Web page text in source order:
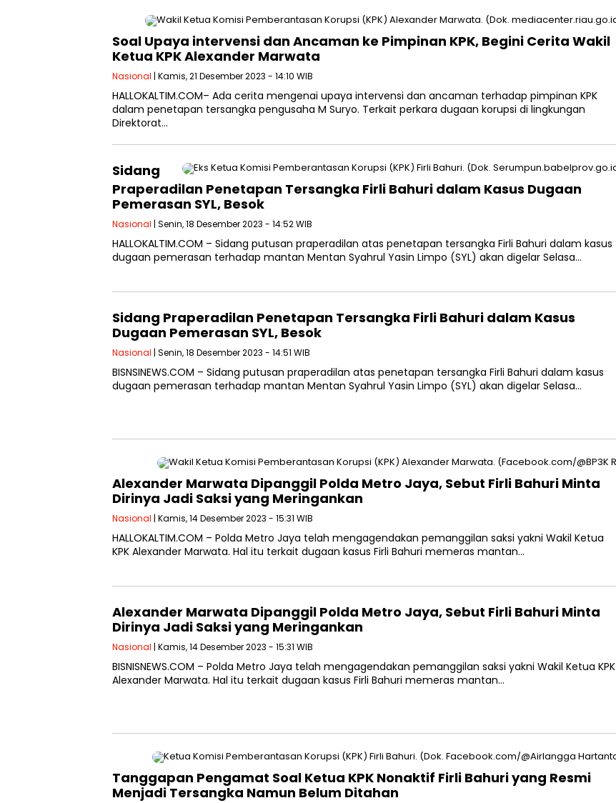
Soal Upaya intervensi dan Ancaman ke Pimpinan KPK, Begini Cerita Wakil
Ketua KPK Alexander Marwata
Nasional | Kamis, 21 Desember 2023 - 14:10 WIB
HALLOKALTIM.COM– Ada cerita mengenai upaya intervensi dan ancaman terhadap pimpinan KPK
dalam penetapan tersangka pengusaha M Suryo. Terkait perkara dugaan korupsi di lingkungan
Direktorat…
Sidang
Praperadilan Penetapan Tersangka Firli Bahuri dalam Kasus Dugaan
Pemerasan SYL, Besok
Nasional | Senin, 18 Desember 2023 - 14:52 WIB
HALLOKALTIM.COM – Sidang putusan praperadilan atas penetapan tersangka Firli Bahuri dalam kasus
dugaan pemerasan terhadap mantan Mentan Syahrul Yasin Limpo (SYL) akan digelar Selasa…
Sidang Praperadilan Penetapan Tersangka Firli Bahuri dalam Kasus
Dugaan Pemerasan SYL, Besok
Nasional | Senin, 18 Desember 2023 - 14:51 WIB
BISNSINEWS.COM – Sidang putusan praperadilan atas penetapan tersangka Firli Bahuri dalam kasus
dugaan pemerasan terhadap mantan Mentan Syahrul Yasin Limpo (SYL) akan digelar Selasa…
Alexander Marwata Dipanggil Polda Metro Jaya, Sebut Firli Bahuri Minta
Dirinya Jadi Saksi yang Meringankan
Nasional | Kamis, 14 Desember 2023 - 15:31 WIB
HALLOKALTIM.COM – Polda Metro Jaya telah mengagendakan pemanggilan saksi yakni Wakil Ketua
KPK Alexander Marwata. Hal itu terkait dugaan kasus Firli Bahuri memeras mantan…
Alexander Marwata Dipanggil Polda Metro Jaya, Sebut Firli Bahuri Minta
Dirinya Jadi Saksi yang Meringankan
Nasional | Kamis, 14 Desember 2023 - 15:31 WIB
BISNISNEWS.COM – Polda Metro Jaya telah mengagendakan pemanggilan saksi yakni Wakil Ketua KPK
Alexander Marwata. Hal itu terkait dugaan kasus Firli Bahuri memeras mantan…
Tanggapan Pengamat Soal Ketua KPK Nonaktif Firli Bahuri yang Resmi
Menjadi Tersangka Namun Belum Ditahan